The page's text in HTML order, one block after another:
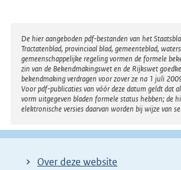
Disclaimer
De hier aangeboden pdf-bestanden van het
Tractatenblad, provinciaal blad, gemeenteblad,
gemeenschappelijke regeling vormen de formele
zin van de Bekendmakingswet en de Rijkswet
bekendmaking verdragen voor zover ze na 1 juli
Voor pdf-publicaties van vóór deze datum geldt dat
vorm uitgegeven bladen formele status hebben; de
elektronische versies daarvan worden bij wijze van
Over deze website